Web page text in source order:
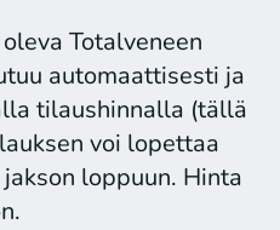
Totalveneen
automaattisesti ja
tilaushinnalla (tällä
voi lopettaa
loppuun. Hinta